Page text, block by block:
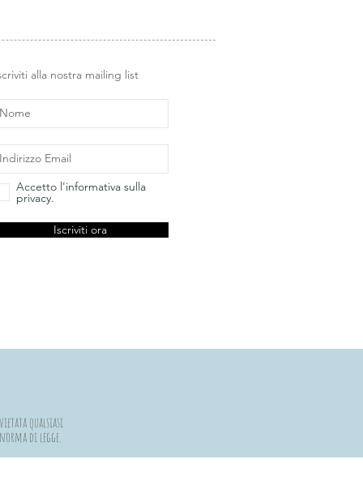
alla nostra mailing list
Accetto l'informativa sulla
privacy.
Iscriviti ora
qualsiasi
di legge.